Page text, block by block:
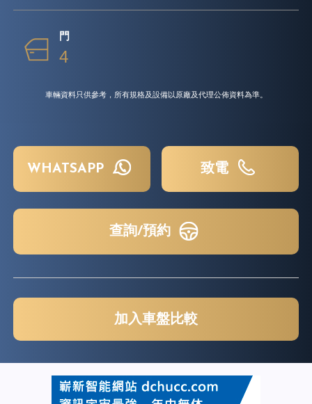
門
4
車輛資料只供參考，所有規格及設備以原廠及代理公佈資料為準。
WHATSAPP 致電
查詢/預約
加入車盤比較